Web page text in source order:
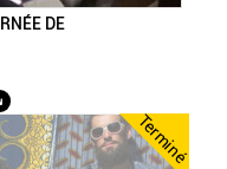
DE
Terminé